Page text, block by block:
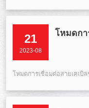
21
2023-08
โหมดกา
โหมดการเชื่อมต่อสายเคเบิ